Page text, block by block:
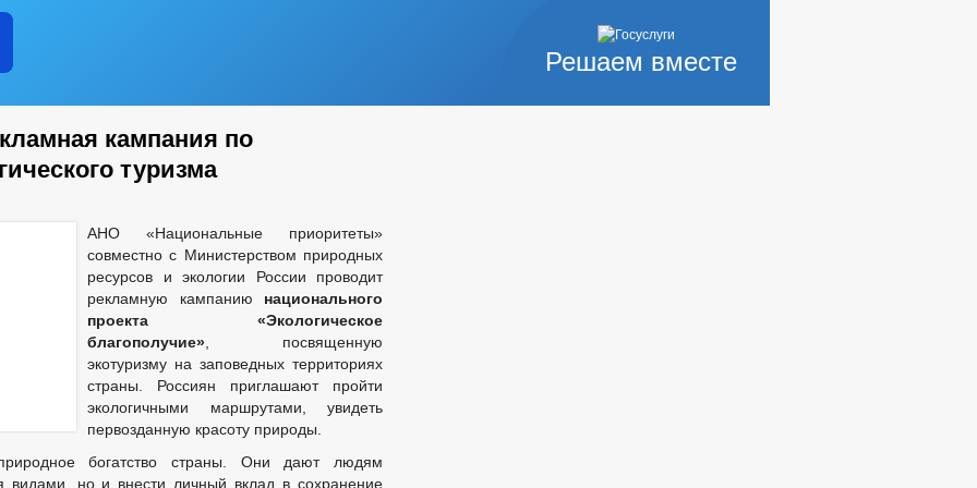
проектирования
Решаем вместе
кампания по
туризма
АНО «Национальные приоритеты»
совместно с Министерством природных
ресурсов и экологии России проводит
рекламную кампанию национального
проекта «Экологическое
благополучие» , посвященную
экотуризму на заповедных территориях
страны. Россиян приглашают пройти
экологичными маршрутами, увидеть
первозданную красоту природы.
богатство страны. Они дают людям
видами, но и внести личный вклад в сохранение